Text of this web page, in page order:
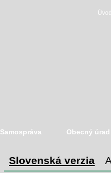
Samospráva Obecný úrad
Slovenská verzia